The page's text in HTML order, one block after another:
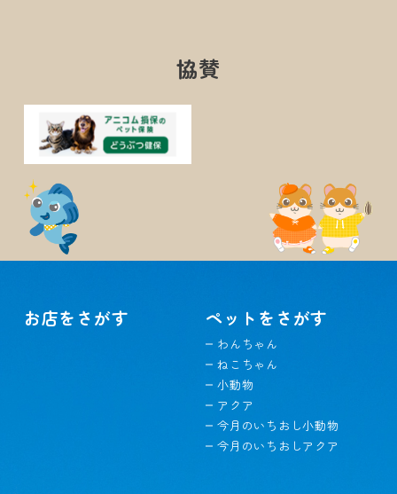
協賛
お店をさがす ペットをさがす
わんちゃん
ねこちゃん
小動物
アクア
今月のいちおし小動物
今月のいちおしアクア